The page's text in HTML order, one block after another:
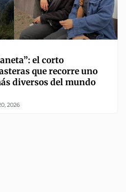
el corto
que recorre uno
diversos del mundo
2026